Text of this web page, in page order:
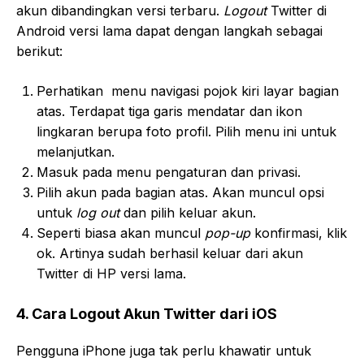
akun dibandingkan versi terbaru. LogoutTwitter di
Android versi lama dapat dengan langkah sebagai
berikut:
Perhatikan menu navigasi pojok kiri layar bagian
atas. Terdapat tiga garis mendatar dan ikon
lingkaran berupa foto profil. Pilih menu ini untuk
melanjutkan.
Masuk pada menu pengaturan dan privasi.
Pilih akun pada bagian atas. Akan muncul opsi
untuk log outdan pilih keluar akun.
Seperti biasa akan muncul pop-upkonfirmasi, klik
ok. Artinya sudah berhasil keluar dari akun
Twitter di HP versi lama.
4. Cara Logout Akun Twitter dari iOS
Pengguna iPhone juga tak perlu khawatir untuk